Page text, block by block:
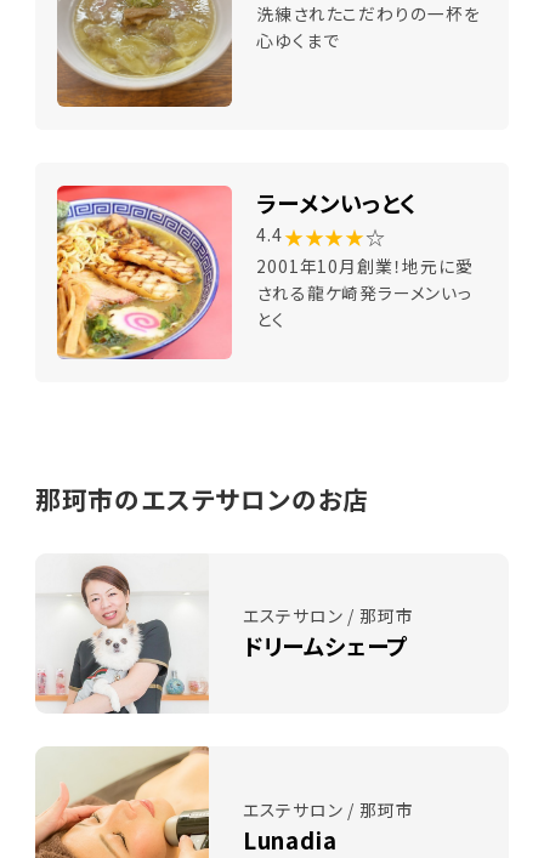
洗練されたこだわりの一杯を
心ゆくまで
ラーメンいっとく
4.4★★★★☆
2001年10月創業！地元に愛
される龍ケ崎発ラーメンいっ
とく
那珂市のエステサロンのお店
エステサロン / 那珂市
ドリームシェープ
エステサロン / 那珂市
Lunadia